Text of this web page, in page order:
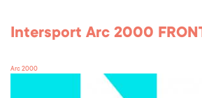
Intersport Arc 2000
Arc 2000